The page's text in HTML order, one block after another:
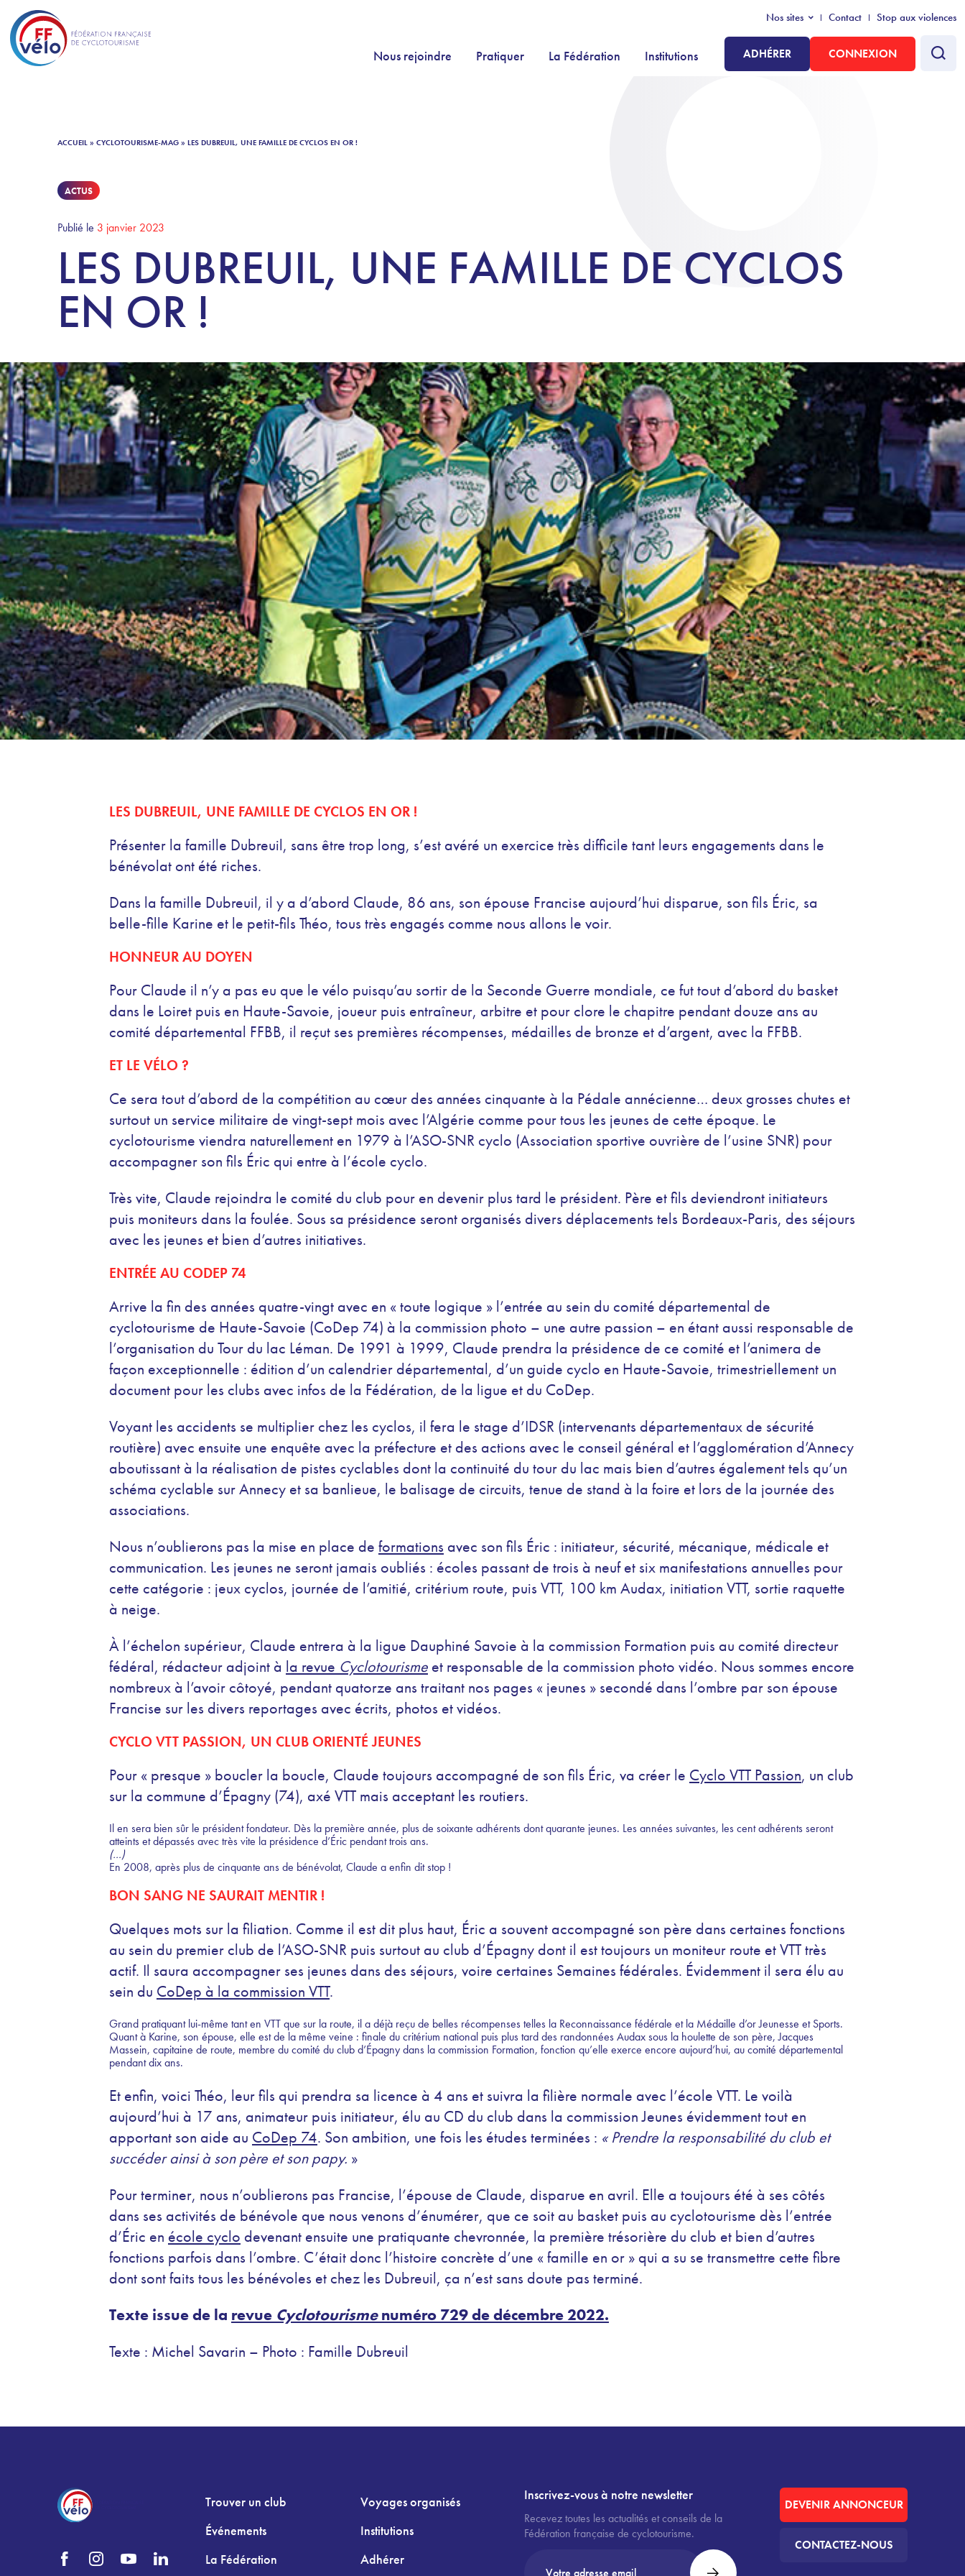
Nous rejoindre Pratiquer La Fédération Institutions ADHÉRER CONNEXION
Nos sites Contact Stop aux violences
ACCUEIL » CYCLOTOURISME-MAG » LES DUBREUIL, UNE FAMILLE DE CYCLOS EN OR !
ACTUS
Publié le 3 janvier 2023
LES DUBREUIL, UNE FAMILLE DE CYCLOS
EN OR !
LES DUBREUIL, UNE FAMILLE DE CYCLOS EN OR !
Présenter la famille Dubreuil, sans être trop long, s’est avéré un exercice très difficile tant leurs engagements dans le
bénévolat ont été riches.
Dans la famille Dubreuil, il y a d’abord Claude, 86 ans, son épouse Francise aujourd’hui disparue, son fils Éric, sa
belle-fille Karine et le petit-fils Théo, tous très engagés comme nous allons le voir.
HONNEUR AU DOYEN
Pour Claude il n’y a pas eu que le vélo puisqu’au sortir de la Seconde Guerre mondiale, ce fut tout d’abord du basket
dans le Loiret puis en Haute-Savoie, joueur puis entraîneur, arbitre et pour clore le chapitre pendant douze ans au
comité départemental FFBB, il reçut ses premières récompenses, médailles de bronze et d’argent, avec la FFBB.
ET LE VÉLO ?
Ce sera tout d’abord de la compétition au cœur des années cinquante à la Pédale annécienne… deux grosses chutes et
surtout un service militaire de vingt-sept mois avec l’Algérie comme pour tous les jeunes de cette époque. Le
cyclotourisme viendra naturellement en 1979 à l’ASO-SNR cyclo (Association sportive ouvrière de l’usine SNR) pour
accompagner son fils Éric qui entre à l’école cyclo.
Très vite, Claude rejoindra le comité du club pour en devenir plus tard le président. Père et fils deviendront initiateurs
puis moniteurs dans la foulée. Sous sa présidence seront organisés divers déplacements tels Bordeaux-Paris, des séjours
avec les jeunes et bien d’autres initiatives.
ENTRÉE AU CODEP 74
Arrive la fin des années quatre-vingt avec en « toute logique » l’entrée au sein du comité départemental de
cyclotourisme de Haute-Savoie (CoDep 74) à la commission photo – une autre passion – en étant aussi responsable de
l’organisation du Tour du lac Léman. De 1991 à 1999, Claude prendra la présidence de ce comité et l’animera de
façon exceptionnelle : édition d’un calendrier départemental, d’un guide cyclo en Haute-Savoie, trimestriellement un
document pour les clubs avec infos de la Fédération, de la ligue et du CoDep.
Voyant les accidents se multiplier chez les cyclos, il fera le stage d’IDSR (intervenants départementaux de sécurité
routière) avec ensuite une enquête avec la préfecture et des actions avec le conseil général et l’agglomération d’Annecy
aboutissant à la réalisation de pistes cyclables dont la continuité du tour du lac mais bien d’autres également tels qu’un
schéma cyclable sur Annecy et sa banlieue, le balisage de circuits, tenue de stand à la foire et lors de la journée des
associations.
Nous n’oublierons pas la mise en place de formations avec son fils Éric : initiateur, sécurité, mécanique, médicale et
communication. Les jeunes ne seront jamais oubliés : écoles passant de trois à neuf et six manifestations annuelles pour
cette catégorie : jeux cyclos, journée de l’amitié, critérium route, puis VTT, 100 km Audax, initiation VTT, sortie raquette
à neige.
À l’échelon supérieur, Claude entrera à la ligue Dauphiné Savoie à la commission Formation puis au comité directeur
fédéral, rédacteur adjoint à la revue Cyclotourisme et responsable de la commission photo vidéo. Nous sommes encore
nombreux à l’avoir côtoyé, pendant quatorze ans traitant nos pages « jeunes » secondé dans l’ombre par son épouse
Francise sur les divers reportages avec écrits, photos et vidéos.
CYCLO VTT PASSION, UN CLUB ORIENTÉ JEUNES
Pour « presque » boucler la boucle, Claude toujours accompagné de son fils Éric, va créer le Cyclo VTT Passion, un club
sur la commune d’Épagny (74), axé VTT mais acceptant les routiers.
Il en sera bien sûr le président fondateur. Dès la première année, plus de soixante adhérents dont quarante jeunes. Les années suivantes, les cent adhérents seront
atteints et dépassés avec très vite la présidence d’Éric pendant trois ans.
(…)
En 2008, après plus de cinquante ans de bénévolat, Claude a enfin dit stop !
BON SANG NE SAURAIT MENTIR !
Quelques mots sur la filiation. Comme il est dit plus haut, Éric a souvent accompagné son père dans certaines fonctions
au sein du premier club de l’ASO-SNR puis surtout au club d’Épagny dont il est toujours un moniteur route et VTT très
actif. Il saura accompagner ses jeunes dans des séjours, voire certaines Semaines fédérales. Évidemment il sera élu au
sein du CoDep à la commission VTT.
Grand pratiquant lui-même tant en VTT que sur la route, il a déjà reçu de belles récompenses telles la Reconnaissance fédérale et la Médaille d’or Jeunesse et Sports.
Quant à Karine, son épouse, elle est de la même veine : finale du critérium national puis plus tard des randonnées Audax sous la houlette de son père, Jacques
Massein, capitaine de route, membre du comité du club d’Épagny dans la commission Formation, fonction qu’elle exerce encore aujourd’hui, au comité départemental
pendant dix ans.
Et enfin, voici Théo, leur fils qui prendra sa licence à 4 ans et suivra la filière normale avec l’école VTT. Le voilà
aujourd’hui à 17 ans, animateur puis initiateur, élu au CD du club dans la commission Jeunes évidemment tout en
apportant son aide au CoDep 74. Son ambition, une fois les études terminées : « Prendre la responsabilité du club et
succéder ainsi à son père et son papy. »
Pour terminer, nous n’oublierons pas Francise, l’épouse de Claude, disparue en avril. Elle a toujours été à ses côtés
dans ses activités de bénévole que nous venons d’énumérer, que ce soit au basket puis au cyclotourisme dès l’entrée
d’Éric en école cyclo devenant ensuite une pratiquante chevronnée, la première trésorière du club et bien d’autres
fonctions parfois dans l’ombre. C’était donc l’histoire concrète d’une « famille en or » qui a su se transmettre cette fibre
dont sont faits tous les bénévoles et chez les Dubreuil, ça n’est sans doute pas terminé.
Texte issue de la revue Cyclotourismenuméro 729 de décembre 2022.
Texte : Michel Savarin – Photo : Famille Dubreuil
Trouver un club
Voyages organisés
Événements
Institutions
La Fédération
Adhérer
Inscrivez-vous à notre newsletter
Recevez toutes les actualités et conseils de la
Fédération française de cyclotourisme.
DEVENIR ANNONCEUR
CONTACTEZ-NOUS